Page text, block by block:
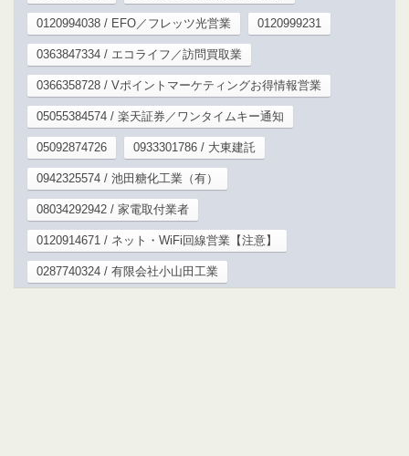
0120994038 / EFO／フレッツ光営業 0120999231
0363847334 / エコライフ／訪問買取業
0366358728 / Vポイントマーケティングお得情報営業
05055384574 / 楽天証券／ワンタイムキー通知
05092874726 0933301786 / 大東建託
0942325574 / 池田糖化工業（有）
08034292942 / 家電取付業者
0120914671 / ネット・WiFi回線営業【注意】
0287740324 / 有限会社小山田工業